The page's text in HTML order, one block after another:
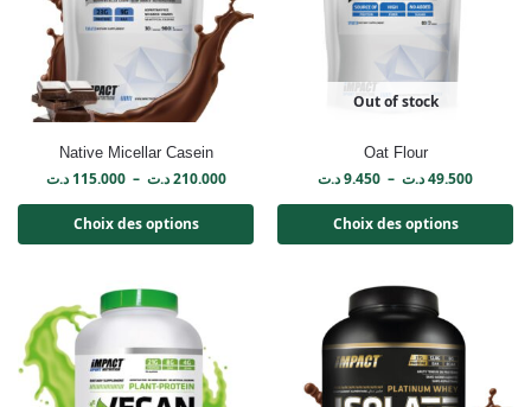
Native Micellar Casein
115.000 د.ت – 210.000 د.ت
Choix des options
Out of stock
Oat Flour
9.450د.ت – 49.500د.ت
Choix des options